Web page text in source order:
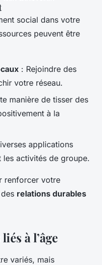
social dans votre
peuvent être
: Rejoindre des
votre réseau.
manière de tisser des
à la
applications
activités de groupe.
renforcer votre
relations durables
à l’âge
variés, mais